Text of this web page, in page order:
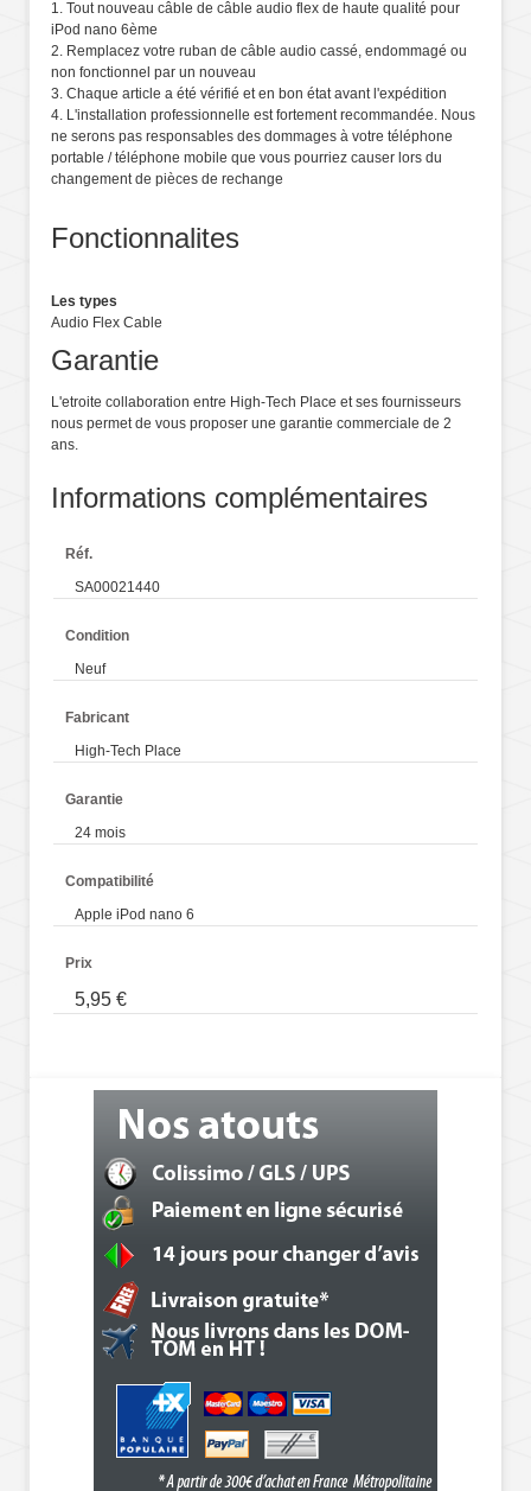
1. Tout nouveau câble de câble audio flex de haute qualité pour
iPod nano 6ème
2. Remplacez votre ruban de câble audio cassé, endommagé ou
non fonctionnel par un nouveau
3. Chaque article a été vérifié et en bon état avant l'expédition
4. L'installation professionnelle est fortement recommandée. Nous
ne serons pas responsables des dommages à votre téléphone
portable / téléphone mobile que vous pourriez causer lors du
changement de pièces de rechange
Fonctionnalites
Les types
Audio Flex Cable
Garantie
L'etroite collaboration entre High-Tech Place et ses fournisseurs
nous permet de vous proposer une garantie commerciale de 2
ans.
Informations complémentaires
Réf.
SA00021440
Condition
Neuf
Fabricant
High-Tech Place
Garantie
24 mois
Compatibilité
Apple iPod nano 6
Prix
5,95 €